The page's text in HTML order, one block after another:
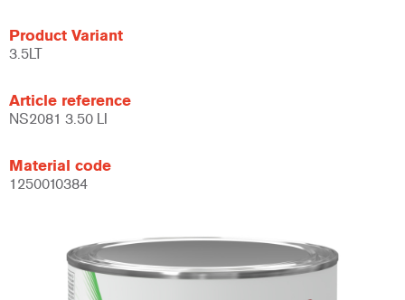
Product Variant
3.5LT
Article reference
NS2081 3.50 LI
Material code
1250010384